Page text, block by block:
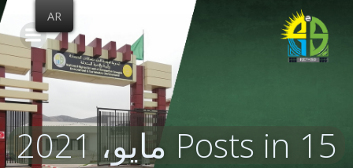
content
Posts in 15 مايو، 2021
AR